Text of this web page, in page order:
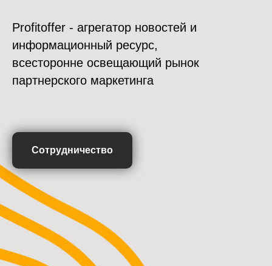
Profitoffer - агрегатор новостей и
информационный ресурс,
всесторонне освещающий рынок
партнерского маркетинга
Сотрудничество